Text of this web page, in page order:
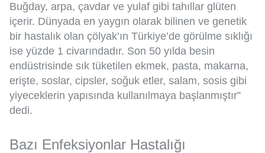
Buğday, arpa, çavdar ve yulaf gibi tahıllar glüten
içerir. Dünyada en yaygın olarak bilinen ve genetik
bir hastalık olan çölyak’ın Türkiye’de görülme sıklığı
ise yüzde 1 civarındadır. Son 50 yılda besin
endüstrisinde sık tüketilen ekmek, pasta, makarna,
erişte, soslar, cipsler, soğuk etler, salam, sosis gibi
yiyeceklerin yapısında kullanılmaya başlanmıştır”
dedi.
Bazı Enfeksiyonlar Hastalığı